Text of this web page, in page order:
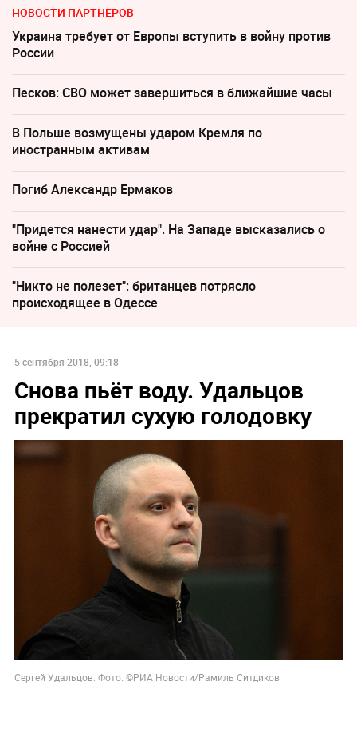
НОВОСТИ ПАРТНЕРОВ
Украина требует от Европы вступить в войну против
России
Песков: СВО может завершиться в ближайшие часы
В Польше возмущены ударом Кремля по
иностранным активам
Погиб Александр Ермаков
"Придется нанести удар". На Западе высказались о
войне с Россией
"Никто не полезет": британцев потрясло
происходящее в Одессе
5 сентября 2018, 09:18
Снова пьёт воду. Удальцов
прекратил сухую голодовку
Сергей Удальцов. Фото: ©РИА Новости/Рамиль Ситдиков